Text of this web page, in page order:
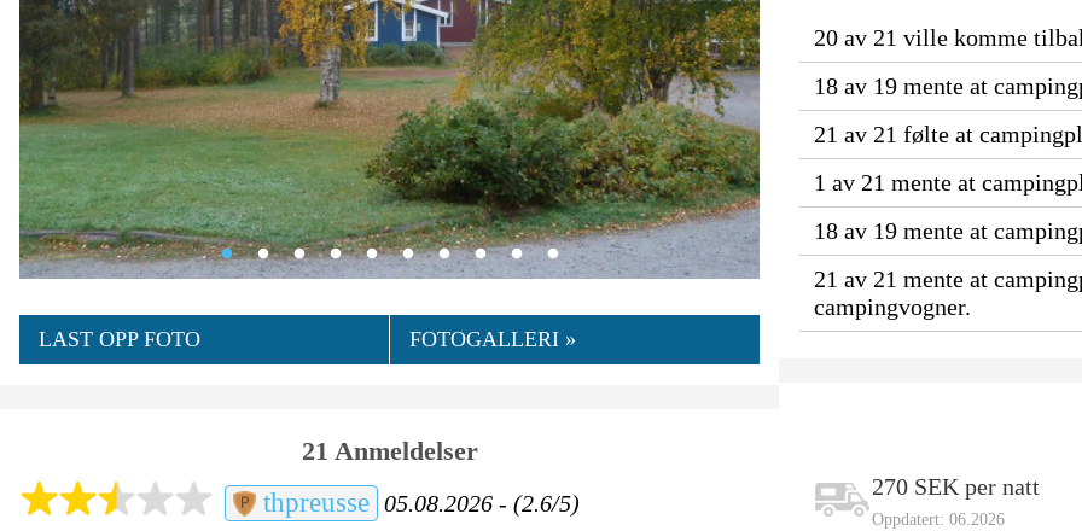
LAST OPP FOTO FOTOGALLERI »
21 Anmeldelser
thpreusse 05.08.2026 - (2.6/5)
20 av 21 ville komme
18 av 19 mente at
21 av 21 følte at
1 av 21 mente at
18 av 19 mente at
21 av 21 mente at
campingvogner.
270 SEK per natt
Oppdatert: 06.2026